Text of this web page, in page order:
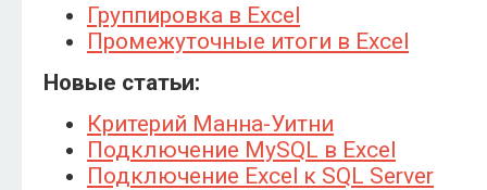
Группировка в Excel
Промежуточные итоги в Excel
Новые статьи:
Критерий Манна-Уитни
Подключение MySQL в Excel
Подключение Excel к SQL Server